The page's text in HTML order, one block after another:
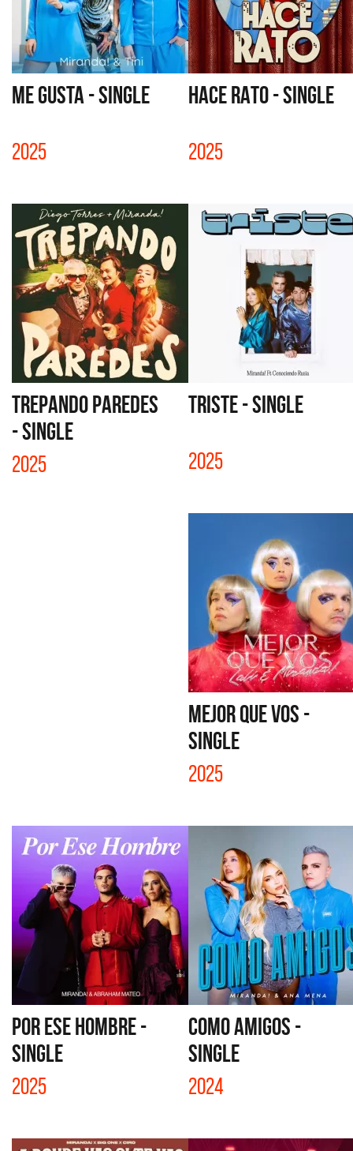
ME GUSTA - SINGLE
2025
HACE RATO - SINGLE
2025
TREPANDO PAREDES
- SINGLE
2025
TRISTE - SINGLE
2025
MEJOR QUE VOS -
SINGLE
2025
POR ESE HOMBRE -
SINGLE
2025
COMO AMIGOS -
SINGLE
2024